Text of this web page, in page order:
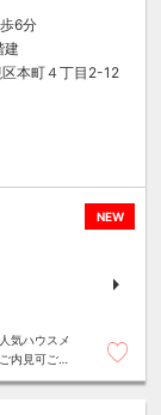
6分
建
本町４丁目2-12
NEW
気ハウスメ
内見可ご予